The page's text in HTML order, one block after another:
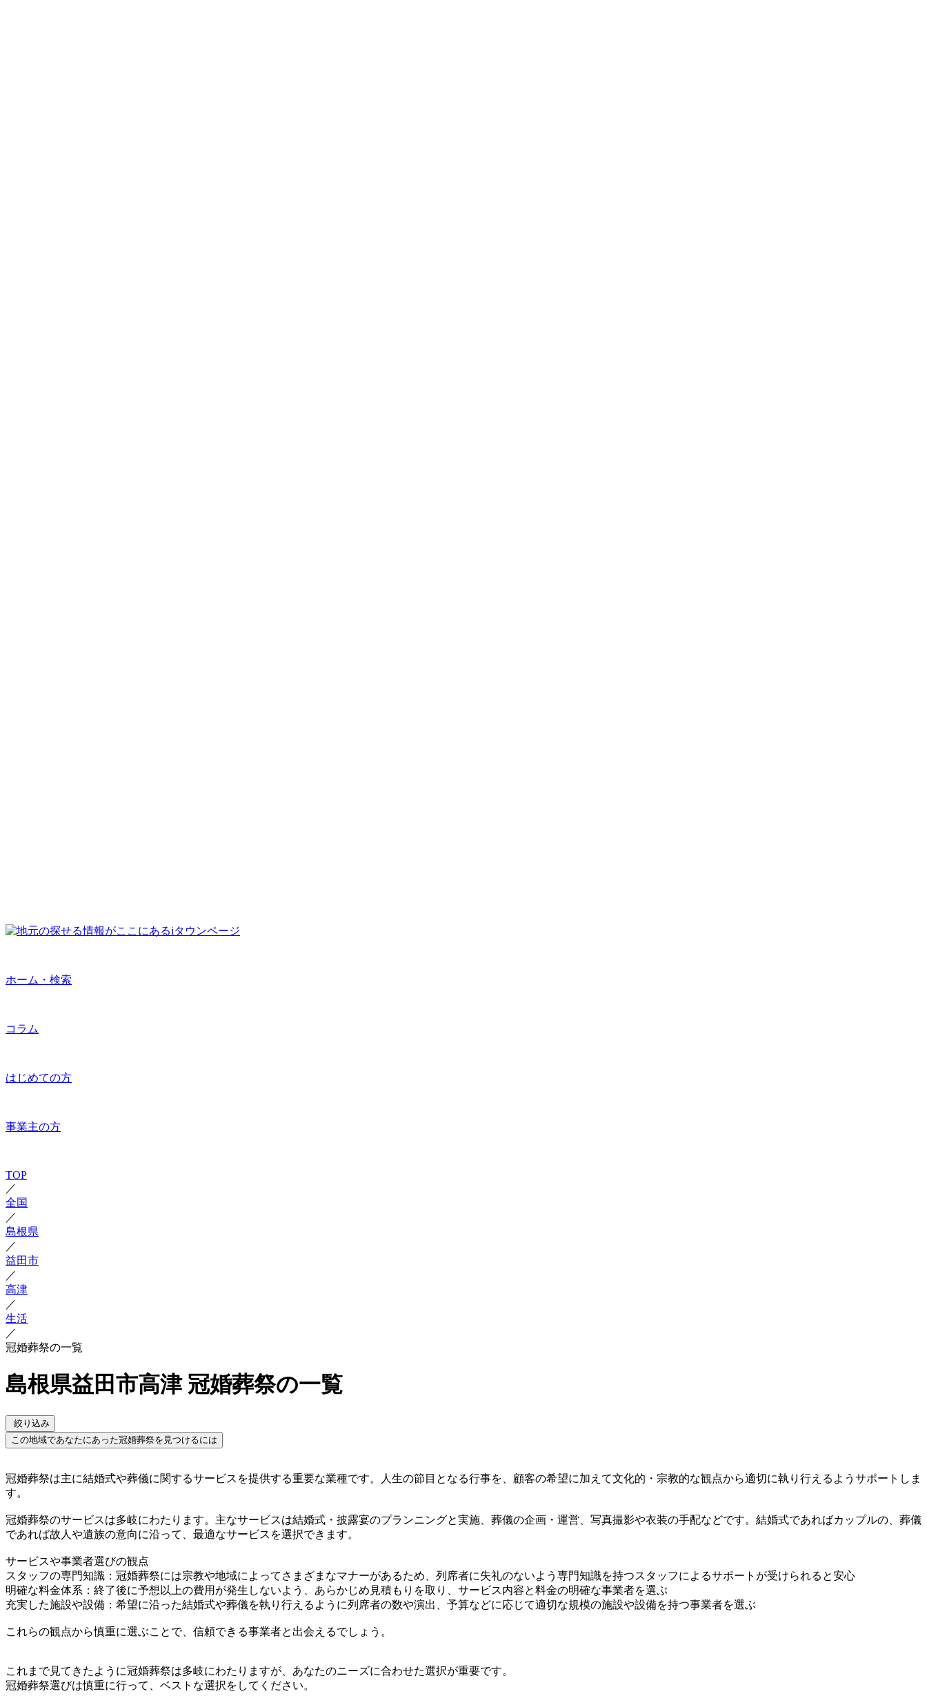
ホーム・検索
コラム
はじめての方
事業主の方
TOP
／
全国
／
島根県
／
益田市
／
高津
／
生活
／
冠婚葬祭の一覧
島根県益田市高津 冠婚葬祭の一覧
絞り込み
この地域であなたにあった冠婚葬祭を見つけるには
冠婚葬祭は主に結婚式や葬儀に関するサービスを提供する重要な業種です。人生の節目となる行事を、顧客の希望に加えて文化的・宗教的な観点から適切に執り行えるようサポートしま
す。
冠婚葬祭のサービスは多岐にわたります。主なサービスは結婚式・披露宴のプランニングと実施、葬儀の企画・運営、写真撮影や衣装の手配などです。結婚式であればカップルの、葬儀
であれば故人や遺族の意向に沿って、最適なサービスを選択できます。
サービスや事業者選びの観点
スタッフの専門知識：冠婚葬祭には宗教や地域によってさまざまなマナーがあるため、列席者に失礼のないよう専門知識を持つスタッフによるサポートが受けられると安心
明確な料金体系：終了後に予想以上の費用が発生しないよう、あらかじめ見積もりを取り、サービス内容と料金の明確な事業者を選ぶ
充実した施設や設備：希望に沿った結婚式や葬儀を執り行えるように列席者の数や演出、予算などに応じて適切な規模の施設や設備を持つ事業者を選ぶ
これらの観点から慎重に選ぶことで、信頼できる事業者と出会えるでしょう。
これまで見てきたように冠婚葬祭は多岐にわたりますが、あなたのニーズに合わせた選択が重要です。
冠婚葬祭選びは慎重に行って、ベストな選択をしてください。